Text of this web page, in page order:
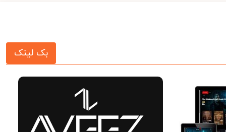
بک لینک